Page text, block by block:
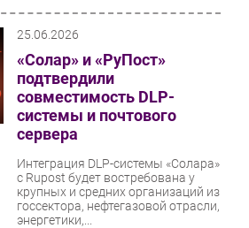
25.06.2026
«Солар» и «РуПост»
подтвердили
совместимость DLP-
системы и почтового
сервера
Интеграция DLP-системы «Солара»
с Rupost будет востребована у
крупных и средних организаций из
госсектора, нефтегазовой отрасли,
энергетики,...